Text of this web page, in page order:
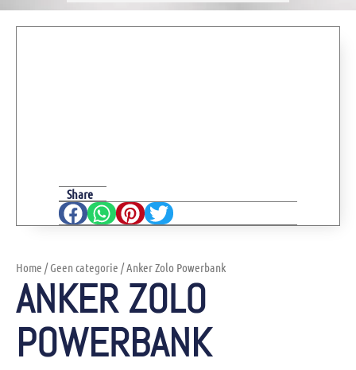
Home /Geen categorie / Anker Zolo Powerbank
ANKER ZOLO
POWERBANK
Share